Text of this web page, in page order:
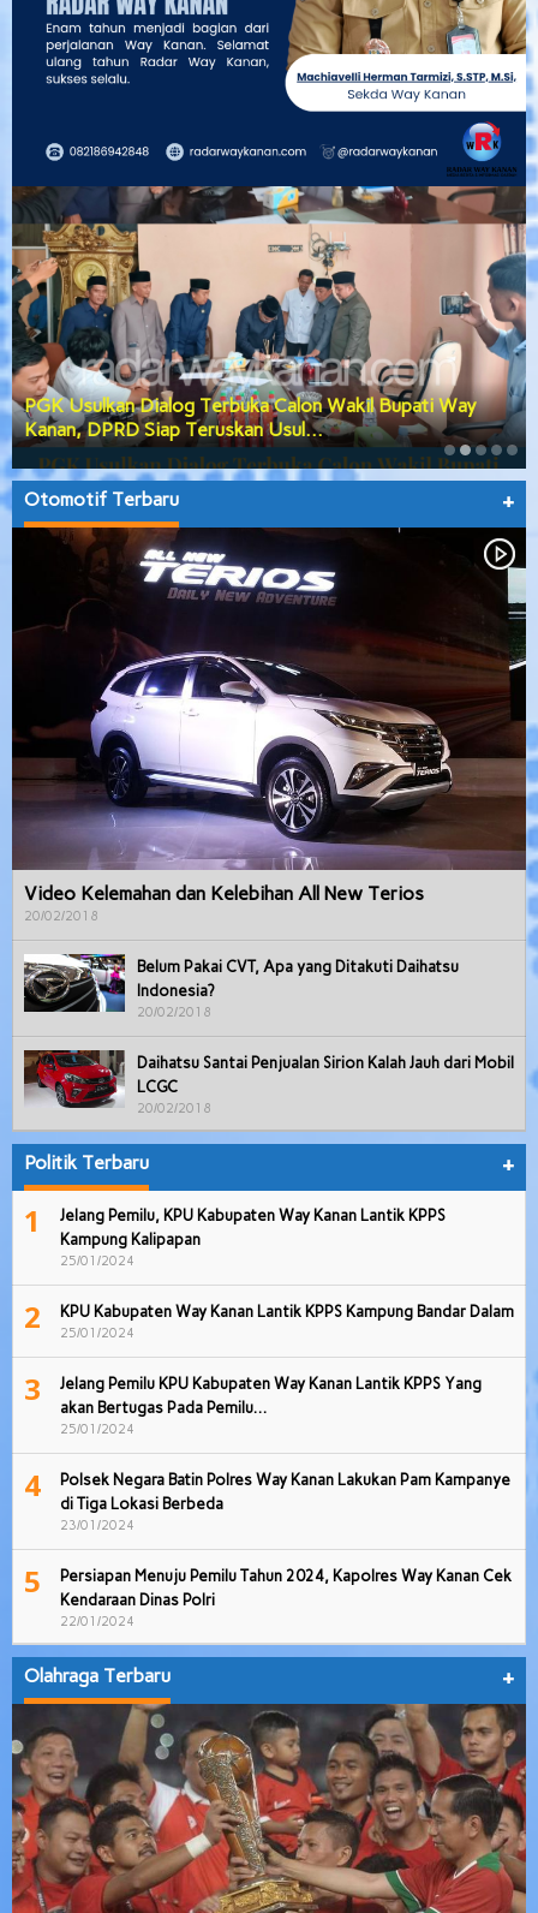
PGK Usulkan Dialog Terbuka Calon Wakil Bupati Way
Kanan, DPRD Siap Teruskan Usul…
Otomotif Terbaru +
Video Kelemahan dan Kelebihan All New Terios
20/02/2018
Belum Pakai CVT, Apa yang Ditakuti Daihatsu
Indonesia?
20/02/2018
Daihatsu Santai Penjualan Sirion Kalah Jauh dari Mobil
LCGC
20/02/2018
Politik Terbaru +
1
Jelang Pemilu, KPU Kabupaten Way Kanan Lantik KPPS
Kampung Kalipapan
25/01/2024
2 KPU Kabupaten Way Kanan Lantik KPPS Kampung Bandar Dalam
25/01/2024
3
Jelang Pemilu KPU Kabupaten Way Kanan Lantik KPPS Yang
akan Bertugas Pada Pemilu…
25/01/2024
4
Polsek Negara Batin Polres Way Kanan Lakukan Pam Kampanye
di Tiga Lokasi Berbeda
23/01/2024
5
Persiapan Menuju Pemilu Tahun 2024, Kapolres Way Kanan Cek
Kendaraan Dinas Polri
22/01/2024
Olahraga Terbaru +